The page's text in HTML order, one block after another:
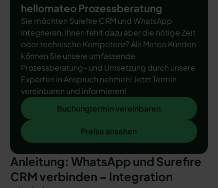
hellomateo Prozessberatung
Sie möchten Surefire CRM und WhatsApp
integrieren, Ihnen fehlt dazu aber die nötige Zeit
oder technische Kompetenz? Als Mateo Kunden
können Sie unsere umfassende
Prozessberatung- und Umsetzung durch unsere
Experten in Anspruch nehmen! Jetzt Termin
vereinbaren und informieren!
Buchungtermin vereinbaren
Buchungtermin vereinbaren
Preise ansehen
Preise ansehen
Anleitung: WhatsApp und Surefire
CRM verbinden – Integration